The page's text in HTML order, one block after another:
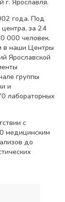
г. Ярославля.
года. Под
за 24
000 человек.
в наши Центры
Ярославской
группы
и
лабораторных
с
медицинским
до